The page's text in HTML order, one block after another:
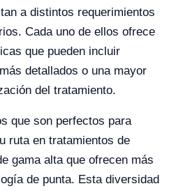
a distintos requerimientos
Cada uno de ellos ofrece
que pueden incluir
detallados o una mayor
del tratamiento.
que son perfectos para
ruta en tratamientos de
gama alta que ofrecen más
de punta. Esta diversidad